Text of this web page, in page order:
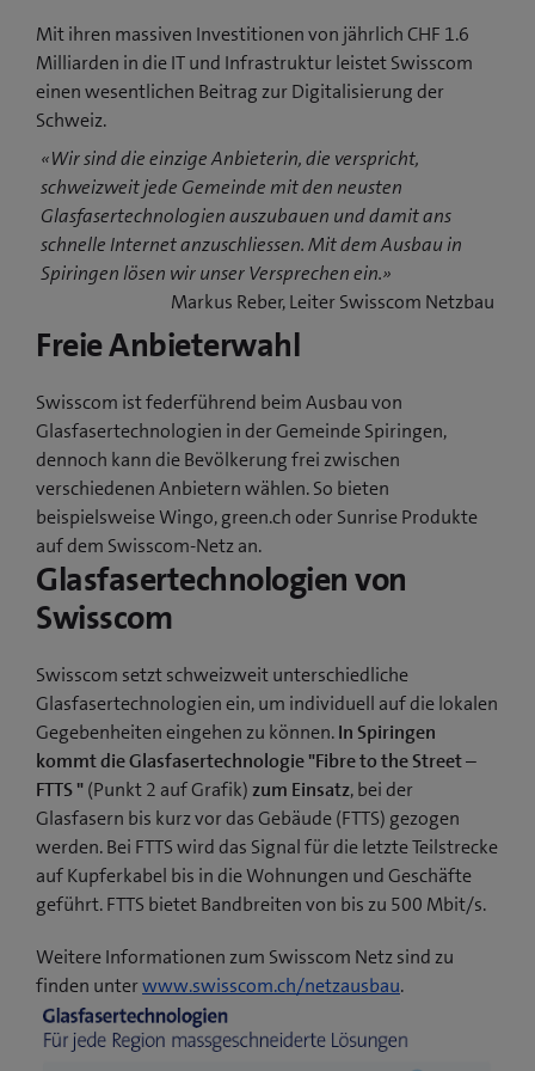
Mit ihren massiven Investitionen von jährlich CHF 1.6
Milliarden in die IT und Infrastruktur leistet Swisscom
einen wesentlichen Beitrag zur Digitalisierung der
Schweiz.
«Wir sind die einzige Anbieterin, die verspricht,
schweizweit jede Gemeinde mit den neusten
Glasfasertechnologien auszubauen und damit ans
schnelle Internet anzuschliessen. Mit dem Ausbau in
Spiringen lösen wir unser Versprechen ein.»
Markus Reber, Leiter Swisscom Netzbau
Freie Anbieterwahl
Swisscom ist federführend beim Ausbau von
Glasfasertechnologien in der Gemeinde Spiringen,
dennoch kann die Bevölkerung frei zwischen
verschiedenen Anbietern wählen. So bieten
beispielsweise Wingo, green.ch oder Sunrise Produkte
auf dem Swisscom-Netz an.
Glasfasertechnologien von
Swisscom
Swisscom setzt schweizweit unterschiedliche
Glasfasertechnologien ein, um individuell auf die lokalen
Gegebenheiten eingehen zu können.In Spiringen
kommt die Glasfasertechnologie "Fibre to the Street –
FTTS "(Punkt 2 auf Grafik)zum Einsatz, bei der
Glasfasern bis kurz vor das Gebäude (FTTS) gezogen
werden. Bei FTTS wird das Signal für die letzte Teilstrecke
auf Kupferkabel bis in die Wohnungen und Geschäfte
geführt. FTTS bietet Bandbreiten von bis zu 500 Mbit/s.
Weitere Informationen zum Swisscom Netz sind zu
finden unterwww.swisscom.ch/netzausbau.